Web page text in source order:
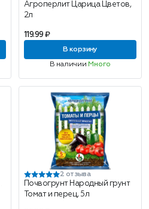
Агроперлит Царица Цветов,
2л
119.99 ₽
В корзину
В наличии Много
2 отзыва
Почвогрунт Народный грунт
Томат и перец, 5л